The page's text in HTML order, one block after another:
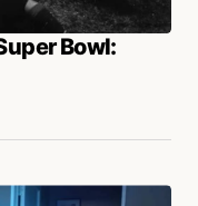
Bowl: